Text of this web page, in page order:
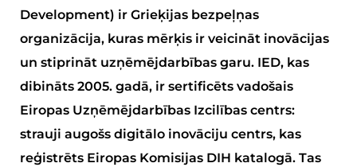
Development) ir Grieķijas bezpeļņas
organizācija, kuras mērķis ir veicināt inovācijas
un stiprināt uzņēmējdarbības garu. IED, kas
dibināts 2005. gadā, ir sertificēts vadošais
Eiropas Uzņēmējdarbības Izcilības centrs:
strauji augošs digitālo inovāciju centrs, kas
reģistrēts Eiropas Komisijas DIH katalogā. Tas